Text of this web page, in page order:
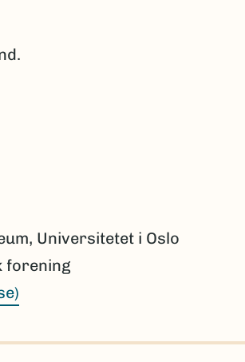
Universitetet i Oslo
forening